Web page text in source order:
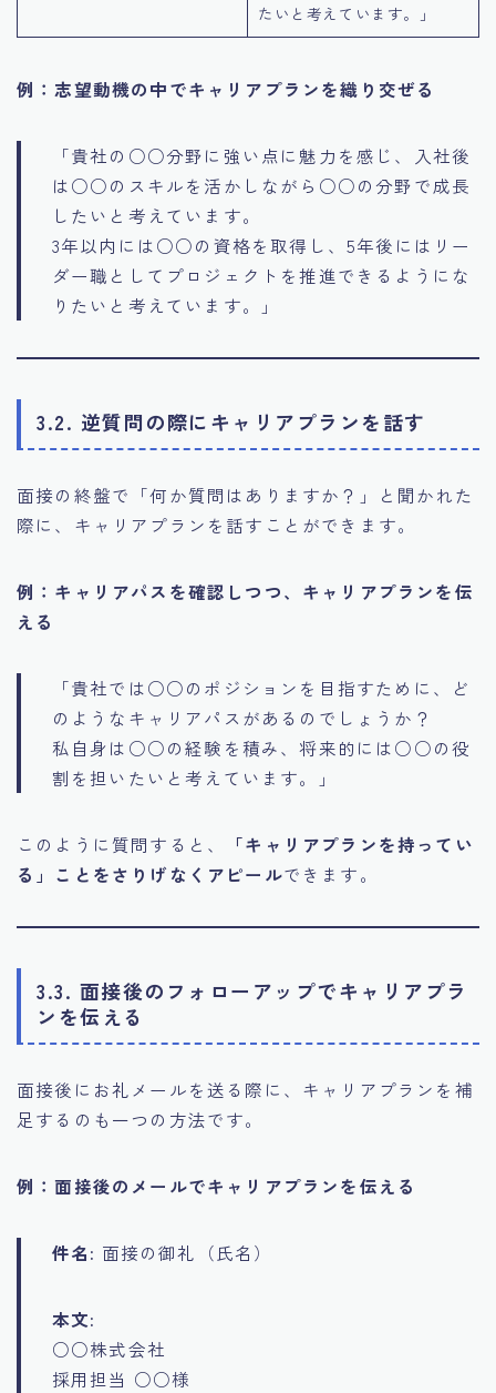
たいと考えています。」
例：志望動機の中でキャリアプランを織り交ぜる
「貴社の○○分野に強い点に魅力を感じ、入社後
は○○のスキルを活かしながら○○の分野で成長
したいと考えています。
3年以内には○○の資格を取得し、5年後にはリー
ダー職としてプロジェクトを推進できるようにな
りたいと考えています。」
3.2. 逆質問の際にキャリアプランを話す
面接の終盤で「何か質問はありますか？」と聞かれた
際に、キャリアプランを話すことができます。
例：キャリアパスを確認しつつ、キャリアプランを伝
える
「貴社では○○のポジションを目指すために、ど
のようなキャリアパスがあるのでしょうか？
私自身は○○の経験を積み、将来的には○○の役
割を担いたいと考えています。」
このように質問すると、
「キャリアプランを持ってい
る」ことをさりげなくアピールできます。
3.3. 面接後のフォローアップでキャリアプラ
ンを伝える
面接後にお礼メールを送る際に、キャリアプランを補
足するのも一つの方法です。
例：面接後のメールでキャリアプランを伝える
件名: 面接の御礼（氏名）
本文:
○○株式会社
採用担当 ○○様